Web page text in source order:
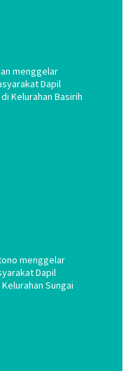
menggelar
Dapil
Kelurahan Basirih
menggelar
Dapil
Sungai